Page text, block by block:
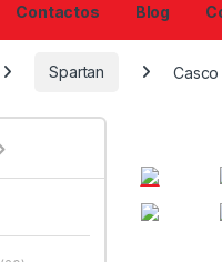
Contactos Blog
Spartan Casco